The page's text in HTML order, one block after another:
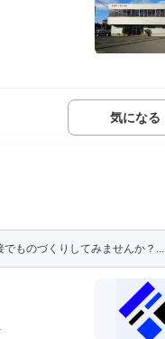
気になる
ものづくりしてみませんか？...